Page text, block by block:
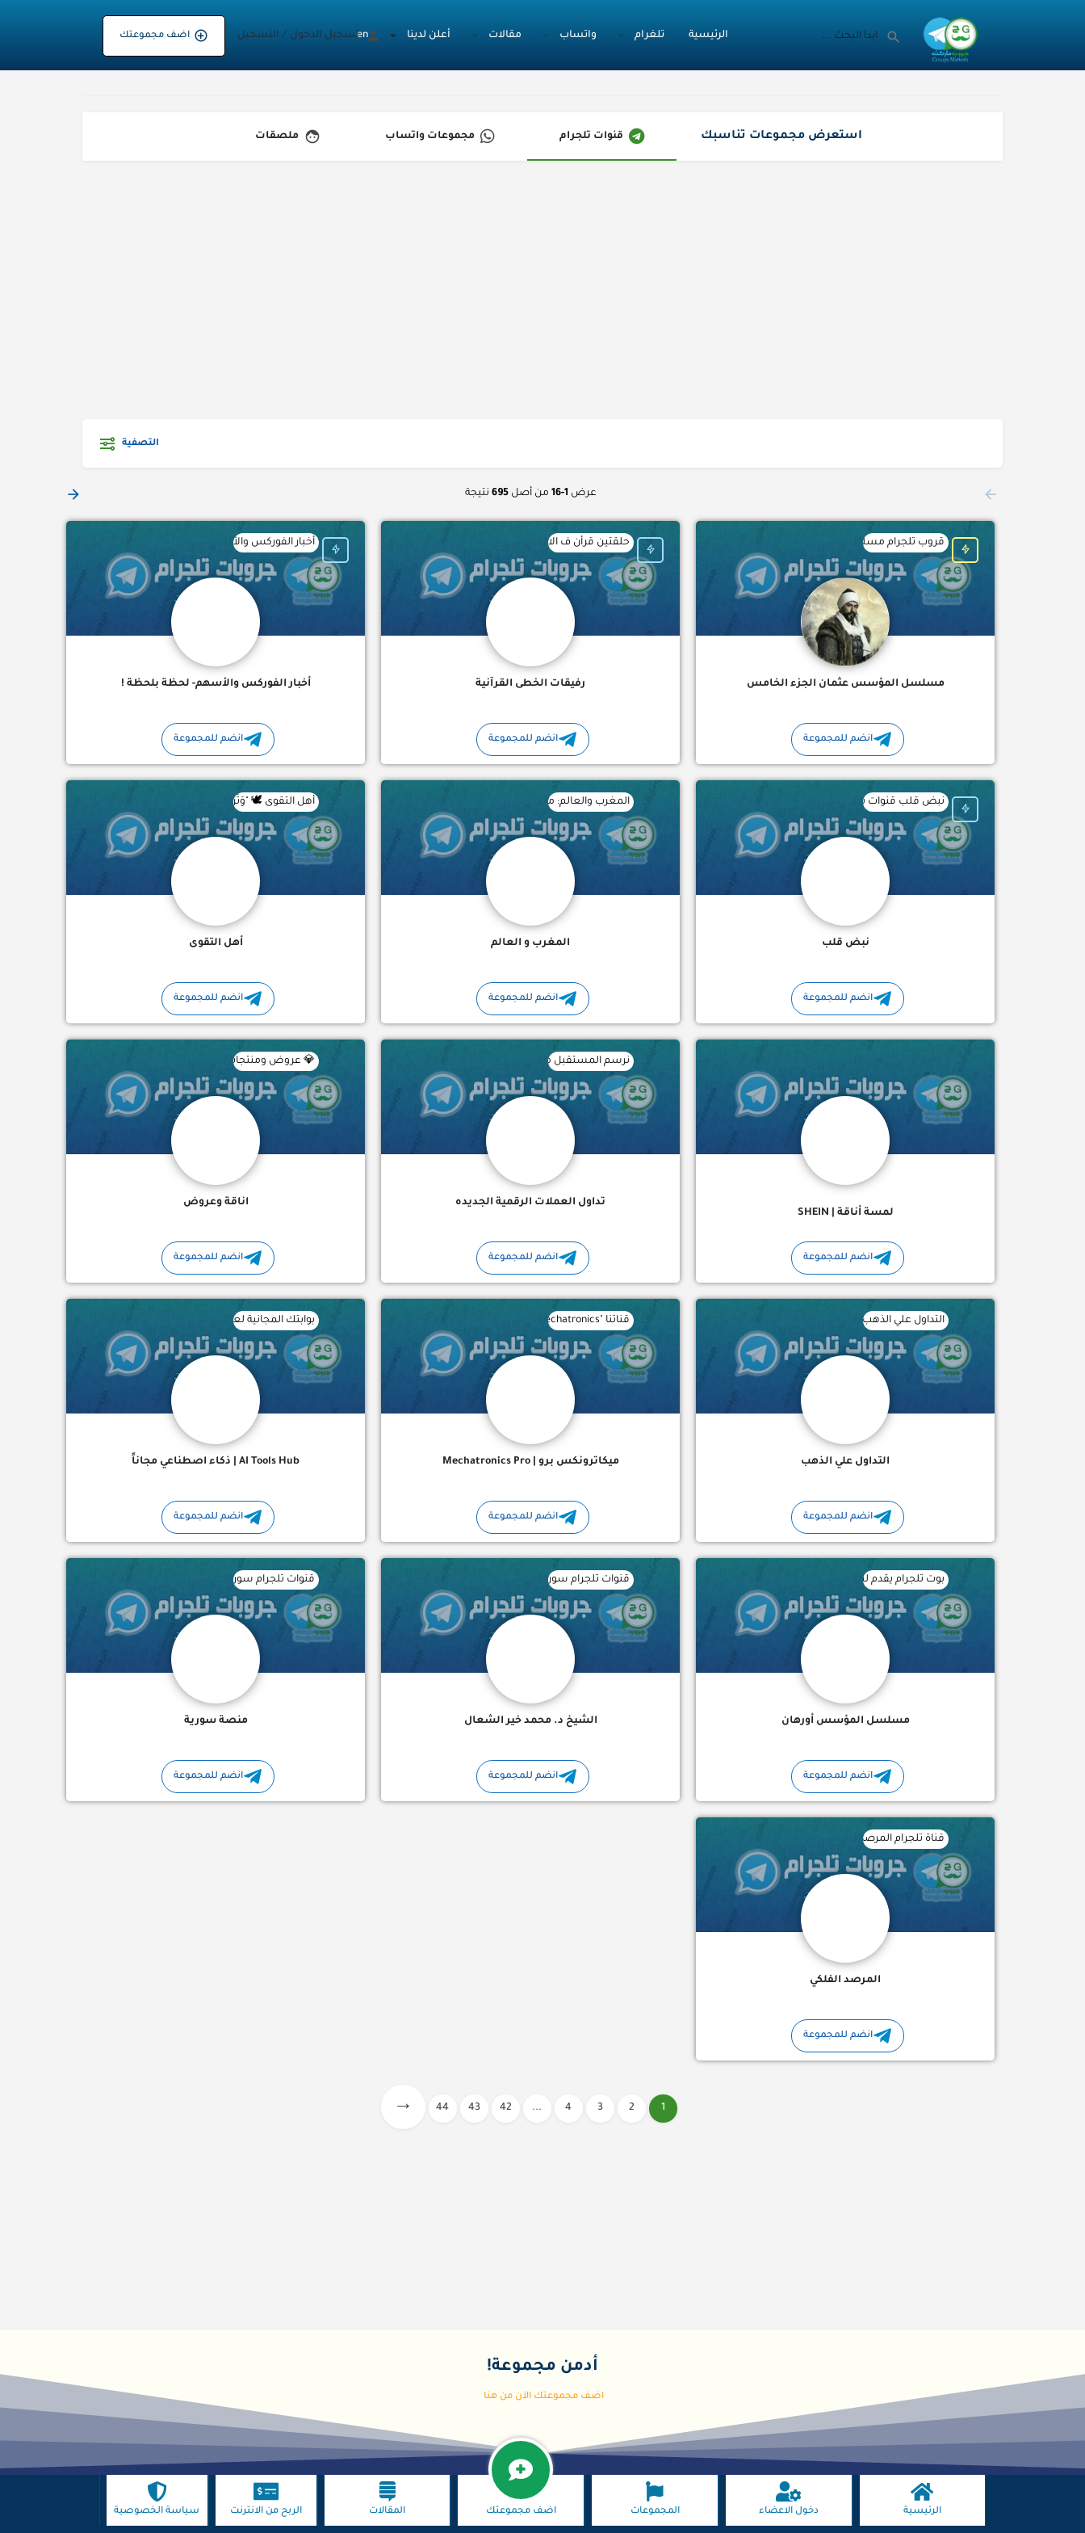
الرئيسية تلغرام واتساب مقالات أعلن لدينا enتسجيل الدخول / التسجيل اضف مجموعتك
استعرض مجموعات تناسبك قنوات تلجرام مجموعات واتساب ملصقات
التصفية
عرض 1-16 من أصل695 نتيجة
مسلسل المؤسس عثمان الجزء الخامس
قروب تلجرام مسلسل المؤسس عثمان الجزء الخامس المؤسس عثمان ابن ارطغرل كافة حلقات المسلسل مترجم المؤسس…
انضم للمجموعة
رفيقات الخطى القرآنية
حلقتين قرأن ف الاسبوع ( جديد + ماضي) + حلقة تجويد (تصحيح تلاوة وضبط احكام) + 🎉 اشتراك شهر - 8 حلقات أونلاين…
انضم للمجموعة
أخبار الفوركس والأسهم- لحظة بلحظة !
أخبار الفوركس والأسهم مباشرة - لحظة بلحظة !⚡️📈💰 أسرع واهم
انضم للمجموعة
نبض قلب
نبض قلب قنوات تلجرام اسلامية خواطر آيات قرآنية حالات قرآنية
انضم للمجموعة
المغرب و العالم
المغرب والعالم: مساحة عربية للنقاش والثقافة تجمع المغرب والعالم محبي الحوار الهادئ وتبادل الأفكار في مساحة…
انضم للمجموعة
أهل التقوى
أهل التقوى 🕊️ "وَتَزَوَّدُوا فَإِنَّ خَيْرَ الزَّادِ التَّقْوَى" واحة إيمانية تأخذ بيدك
انضم للمجموعة
لمسة أناقة | SHEIN
انضم للمجموعة
تداول العملات الرقمية الجديده
نرسم المستقبل من خلال استثماراتنا الجريئة في الافكار المبتكرة والعقول المتميزه والشركات الرائده والاكتتابات الجديدة
انضم للمجموعة
اناقة وعروض
💎 عروض ومنتجات مختارة بعناية 🔥 خصومات تصل حتى 70% 🛍️ إكسسوارات عصرية وأشياء ترند 🚚 شحن مباشر لبيتك داخل…
انضم للمجموعة
التداول علي الذهب
التداول علي الذهب قناة مختصة في التداول على االذهب في الفوركس نقوم بارسال صفقات يومية وسريعة بدقة نجاح يتجاوز 90%
انضم للمجموعة
ميكاترونكس برو | Mechatronics Pro
قناتنا "Mechatronics" تحتوي على:- مراجع وكتب للمقررات الجامعية مشاريع تخرج وفيديوهات لأفكارمتنوعه ملتقى…
انضم للمجموعة
AI Tools Hub | ذكاء اصطناعي مجاناً
بوابتك المجانية لعالم الذكاء الاصطناعي! اكتشف أدوات، شروحات،
انضم للمجموعة
مسلسل المؤسس أورهان
بوت تلجرام يقدم لك حلقات مسلسل المؤسس أورهان 🔥 بتنزل خلال ساعة من بث الحلقة التركية مترجمة وبجودة مناسب لك…
انضم للمجموعة
الشيخ د. محمد خير الشعال
قنوات تلجرام سورية : قناة تلجرام الشيخ د. محمد خير الشعال قناة الشيخ الدكتور محمد خير الشعّال على تلغرام …
انضم للمجموعة
منصة سورية
قنوات تلجرام سورية : قناة تلجرام منصة سورية منصة إخبارية اجتماعية
انضم للمجموعة
المرصد الفلكي
قناة تلجرام المرصد الفلكي لسنا مجرد ناظرين إلى السماء… نحن رسلُ الضوء، وعشاقُ الظلال بين النجوم. من قلب…
انضم للمجموعة
1
2
3
4
...
42
43
44
→
أدمن مجموعة!
اضف مجموعتك الآن من هنا
الرئيسية دخول الاعضاء اضف مجموعتك المجموعات المقالات الربح من الانترنت سياسة الخصوصية